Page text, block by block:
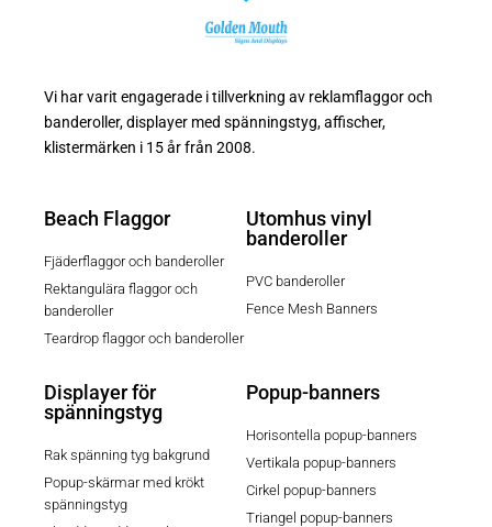
Vi har varit engagerade i tillverkning av reklamflaggor och
banderoller, displayer med spänningstyg, affischer,
klistermärken i 15 år från 2008.
Beach Flaggor
Fjäderflaggor och banderoller
Rektangulära flaggor och
banderoller
Teardrop flaggor och banderoller
Utomhus vinyl
banderoller
PVC banderoller
Fence Mesh Banners
Displayer för
spänningstyg
Rak spänning tyg bakgrund
Popup-skärmar med krökt
spänningstyg
Popup-banners
Horisontella popup-banners
Vertikala popup-banners
Cirkel popup-banners
Triangel popup-banners